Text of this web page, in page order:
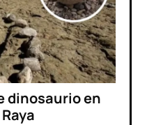
dinosaurio en